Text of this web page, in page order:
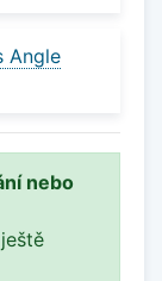
Angle
nebo